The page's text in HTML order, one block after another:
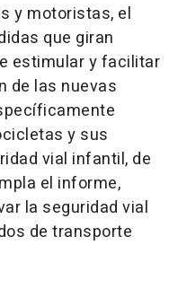
y motoristas, el
que giran
estimular y facilitar
de las nuevas
y sus
vial infantil, de
el informe,
la seguridad vial
de transporte